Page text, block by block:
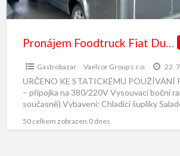
Pronájem Foodtruck Fiat Ducato
Gastrobazar Vaelcor Group s.r.o. 22.
URČENO KE STATICKÉMU POUŽÍVÁNÍ
– přípojka na 380/220V Vysouvací boční
současně) Vybavení: Chladící šuplíky
50 celkem zobrazen,0 dnes